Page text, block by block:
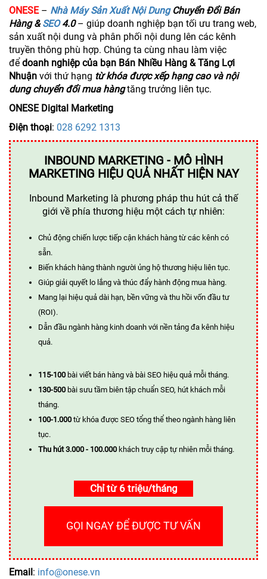
​ONESE– Nhà Máy Sản Xuất Nội DungChuyển Đổi Bán
Hàng &SEO4.0– giúp doanh nghiệp bạn tối ưu trang web,
sản xuất nội dung và phân phối nội dung lên các kênh
truyền thông phù hợp. Chúng ta cùng nhau làm việc
để doanh nghiệp của bạn Bán Nhiều Hàng & Tăng Lợi
Nhuận với thứ hạng từ khóa được xếp hạng cao và nội
dung chuyển đổi mua hàngtăng trưởng liên tục.
ONESE Digital Marketing
Điện thoại: 028 6292 1313
INBOUND MARKETING - MÔ HÌNH
MARKETING HIỆU QUẢ NHẤT HIỆN NAY
Inbound Marketing là phương pháp thu hút cả thế
giới về phía thương hiệu một cách tự nhiên:
Chủ động chiến lược tiếp cận khách hàng từ các kênh có
sẵn.
Biến khách hàng thành người ủng hộ thương hiệu liên tục.
Giúp giải quyết lo lắng và thúc đẩy hành động mua hàng.
Mang lại hiệu quả dài hạn, bền vững và thu hồi vốn đầu tư
(ROI).
Dẫn đầu ngành hàng kinh doanh với nền tảng đa kênh hiệu
quả.
115-100 bài viết bán hàng và bài SEO hiệu quả mỗi tháng.
130-500 bài sưu tầm biên tập chuẩn SEO, hút khách mỗi
tháng.
100-1.000 từ khóa được SEO tổng thể theo ngành hàng liên
tục.
Thu hút 3.000 - 100.000 khách truy cập tự nhiên mỗi tháng.
Chỉ từ 6 triệu/tháng
GỌI NGAY ĐỂ ĐƯỢC TƯ VẤN
Email : info@onese.vn